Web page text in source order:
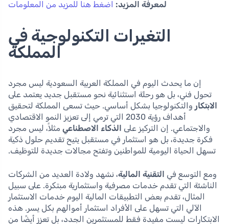
لمعرفة المزيد: اضغط هنا للمزيد من المعلومات
التغيرات التكنولوجية في
المملكة
إن ما يحدث اليوم في المملكة العربية السعودية ليس مجرد
تحول فني، بل هو رحلة استثنائية نحو مستقبل جديد يعتمد على
الابتكار والتكنولوجيا بشكل أساسي. حيث تسعى المملكة لتحقيق
أهداف رؤية 2030 التي ترمي إلى تعزيز النمو الاقتصادي
والاجتماعي. إن التركيز على الذكاء الاصطناعي مثلاً، ليس مجرد
فكرة جديدة، بل هو استثمار في مستقبل يتيح تقديم حلول ذكية
تسهل الحياة اليومية للمواطنين وتفتح مجالات جديدة للتوظيف.
ومع التوسع في التقنية المالية، نشهد ولادة العديد من الشركات
الناشئة التي تقدم خدمات مصرفية واستثمارية مبتكرة. على سبيل
المثال، تقدم بعض التطبيقات المالية اليوم خدمات الاستثمار
الآلي التي تسهل على الأفراد استثمار أموالهم بكل يسر. هذه
الابتكارات ليست مفيدة فقط للمستثمرين الجدد، بل تعزز أيضًا من